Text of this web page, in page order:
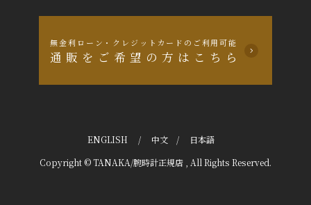
無金利ローン・クレジットカードのご利用可能
通販をご希望の方はこちら
ENGLISH / 中文 / 日本語
Copyright © TANAKA/腕時計正規店 , All Rights Reserved.